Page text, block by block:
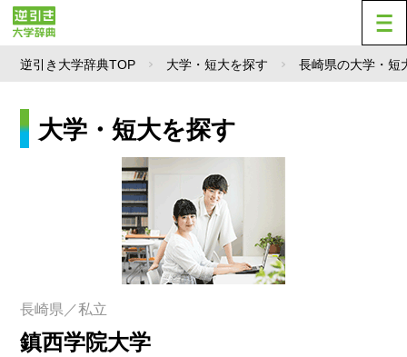
逆引き大学辞典TOP 大学・短大を探す 長崎県の大学・短
大学・短大を探す
長崎県／私立
鎮西学院大学